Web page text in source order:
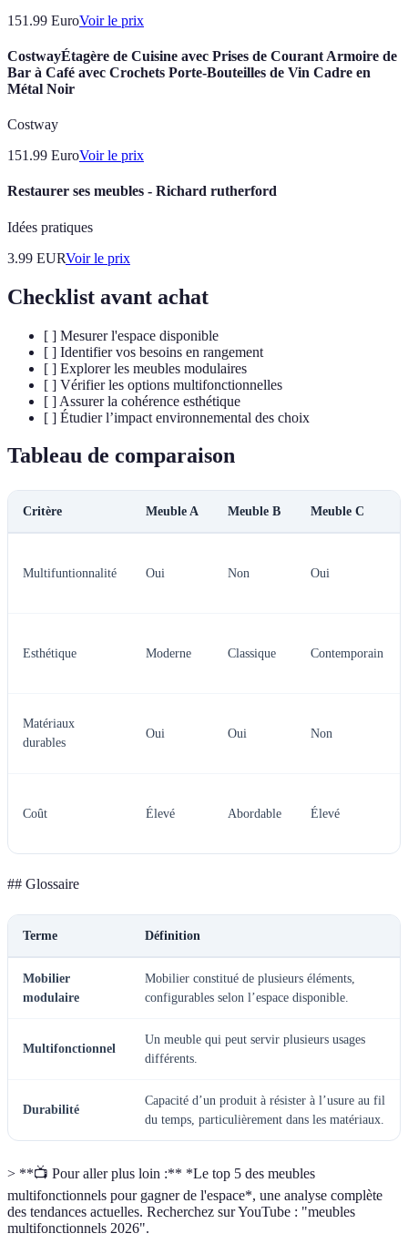
151.99 EuroVoir le prix
CostwayÉtagère de Cuisine avec Prises de Courant Armoire de
Bar à Café avec Crochets Porte-Bouteilles de Vin Cadre en
Métal Noir
Costway
151.99 EuroVoir le prix
Restaurer ses meubles - Richard rutherford
Idées pratiques
3.99 EURVoir le prix
Checklist avant achat
[ ] Mesurer l'espace disponible
[ ] Identifier vos besoins en rangement
[ ] Explorer les meubles modulaires
[ ] Vérifier les options multifonctionnelles
[ ] Assurer la cohérence esthétique
[ ] Étudier l’impact environnemental des choix
Tableau de comparaison
Critère Meuble A Meuble B Meuble C
Multifuntionnalité Oui Non Oui
Esthétique Moderne Classique Contemporain
Matériaux
durables
Oui Oui Non
Coût Élevé Abordable Élevé
## Glossaire
Terme Définition
Mobilier
modulaire
Mobilier constitué de plusieurs éléments,
configurables selon l’espace disponible.
Multifonctionnel
Un meuble qui peut servir plusieurs usages
différents.
Durabilité
Capacité d’un produit à résister à l’usure au fil
du temps, particulièrement dans les matériaux.
> **📺 Pour aller plus loin :** *Le top 5 des meubles
multifonctionnels pour gagner de l'espace*, une analyse complète
des tendances actuelles. Recherchez sur YouTube : "meubles
multifonctionnels 2026".